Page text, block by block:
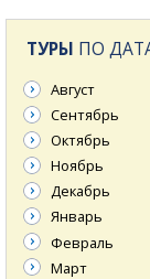
ТУРЫ ПО
Август
Сентябрь
Октябрь
Ноябрь
Декабрь
Январь
Февраль
Март